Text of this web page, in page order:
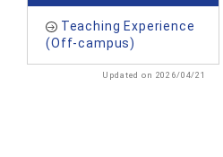
Teaching Experience
(Off-campus)
Updated on 2026/04/21